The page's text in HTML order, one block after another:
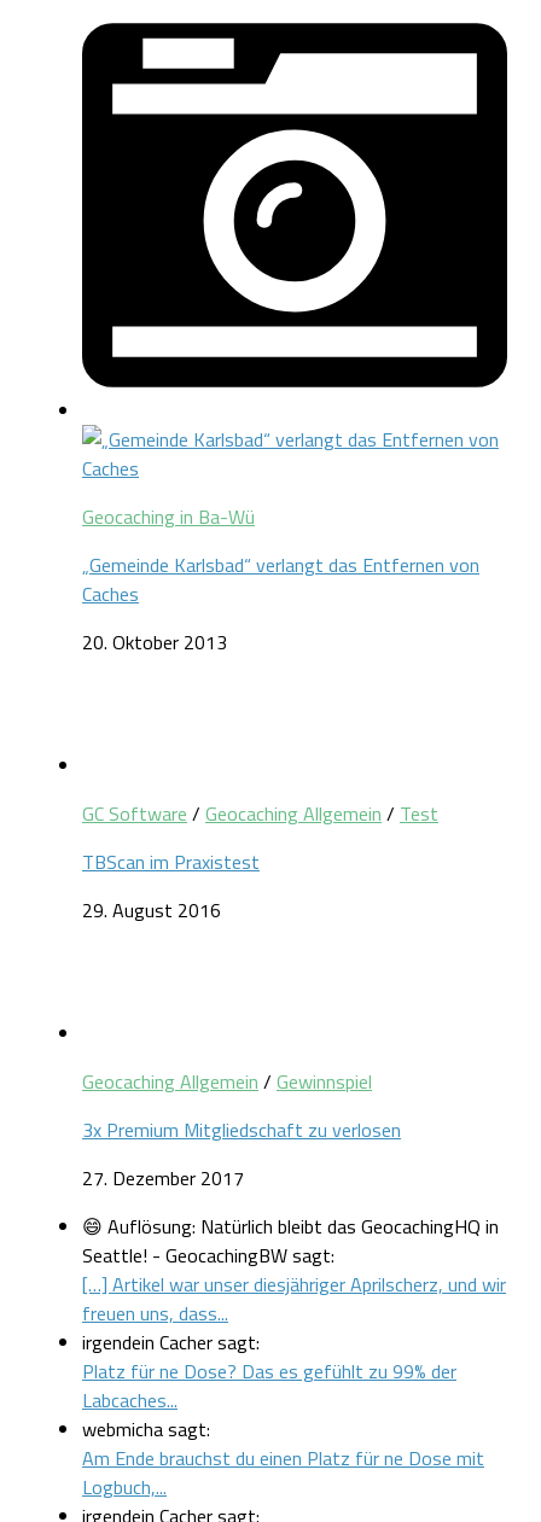
Geocaching in Ba-Wü
„Gemeinde Karlsbad“ verlangt das Entfernen von
Caches
20. Oktober 2013
GC Software / Geocaching Allgemein / Test
TBScan im Praxistest
29. August 2016
Geocaching Allgemein / Gewinnspiel
3x Premium Mitgliedschaft zu verlosen
27. Dezember 2017
😄 Auflösung: Natürlich bleibt das GeocachingHQ in
Seattle! - GeocachingBW sagt:
[…] Artikel war unser diesjähriger Aprilscherz, und wir
freuen uns, dass...
irgendein Cacher sagt:
Platz für ne Dose? Das es gefühlt zu 99% der
Labcaches...
webmicha sagt:
Am Ende brauchst du einen Platz für ne Dose mit
Logbuch,...
irgendein Cacher sagt: